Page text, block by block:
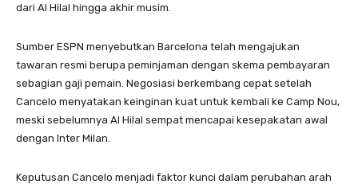
dari Al Hilal hingga akhir musim.
Sumber ESPN menyebutkan Barcelona telah mengajukan
tawaran resmi berupa peminjaman dengan skema pembayaran
sebagian gaji pemain. Negosiasi berkembang cepat setelah
Cancelo menyatakan keinginan kuat untuk kembali ke Camp Nou,
meski sebelumnya Al Hilal sempat mencapai kesepakatan awal
dengan Inter Milan.
Keputusan Cancelo menjadi faktor kunci dalam perubahan arah